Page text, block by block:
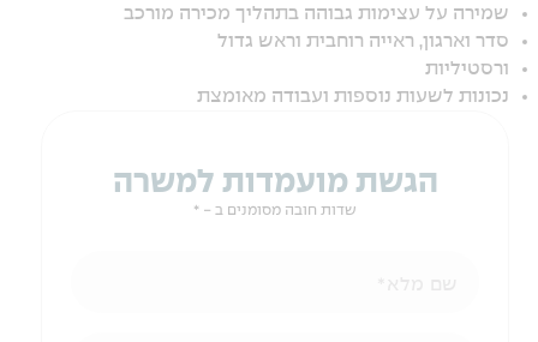
שמירה על עצימות גבוהה בתהליך מכירה מורכב
סדר וארגון, ראייה רוחבית וראש גדול
ורסטיליות
נכונות לשעות נוספות ועבודה מאומצת
הגשת מועמדות למשרה
שדות חובה מסומנים ב - *